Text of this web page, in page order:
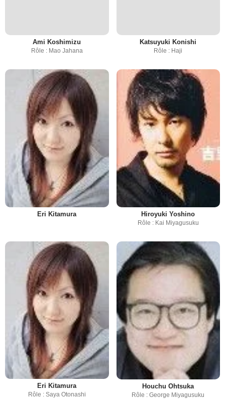
Ami Koshimizu
Rôle : Mao Jahana
Katsuyuki Konishi
Rôle : Haji
Eri Kitamura Hiroyuki Yoshino
Rôle : Kai Miyagusuku
Eri Kitamura
Rôle : Saya Otonashi
Houchu Ohtsuka
Rôle : George Miyagusuku